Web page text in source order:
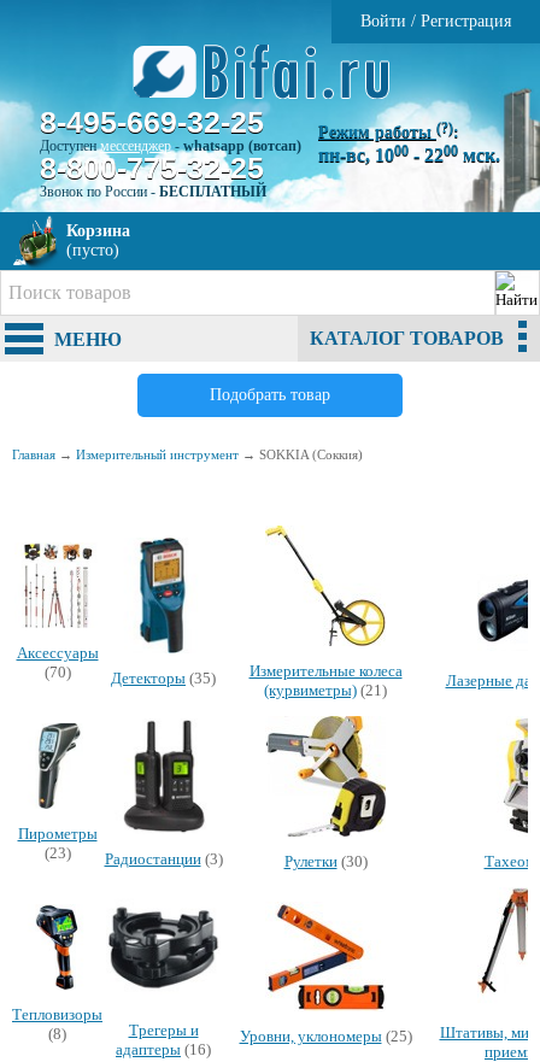
Войти / Регистрация
8-495-669-32-25
Доступенмессенджер-whatsapp (вотсап)
8-800-775-32-25
Звонок по России - БЕСПЛАТНЫЙ
Режим работы (?):
пн-вс, 1000 - 2200 мск.
Корзина
(пусто)
МЕНЮ КАТАЛОГ ТОВАРОВ
Подобрать товар
Главная → Измерительный инструмент → SOKKIA (Соккия)
Аксессуары
(70)
Детекторы (35)
Измерительные колеса
(курвиметры) (21)
Лазерные
Пирометры
(23)
Радиостанции(3) Рулетки(30)
Тепловизоры
(8)
Трегеры и
адаптеры (16)
Уровни, уклономеры(25)
Штативы,